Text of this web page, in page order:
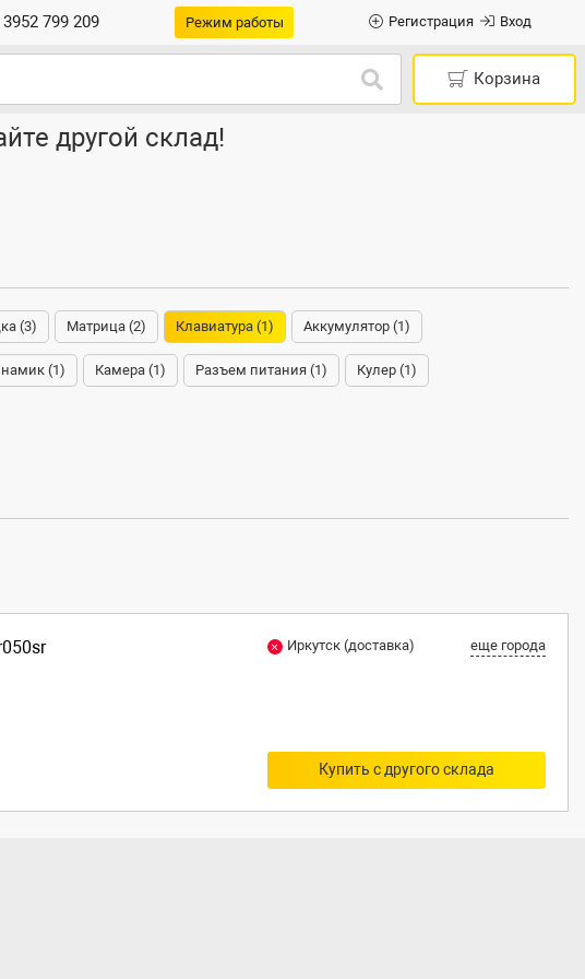
799 209 Режим работы Регистрация Вход
Корзина
другой склад!
(3) Матрица (2) Клавиатура (1) Аккумулятор (1)
(1) Камера (1) Разъем питания (1) Кулер (1)
Иркутск (доставка) еще города
Купить с другого склада